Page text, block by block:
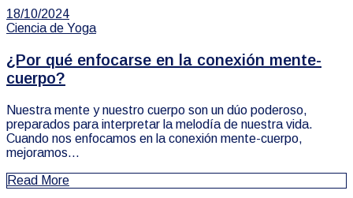
18/10/2024
Ciencia de Yoga
¿Por qué enfocarse en la conexión mente-
cuerpo?
Nuestra mente y nuestro cuerpo son un dúo poderoso,
preparados para interpretar la melodía de nuestra vida.
Cuando nos enfocamos en la conexión mente-cuerpo,
mejoramos...
Read More